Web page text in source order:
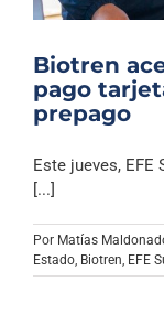
Biotren
pago
prepago
Este jueves, EFE
[...]
Por Matías
Estado, Biotren, EFE